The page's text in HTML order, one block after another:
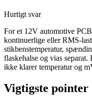
Hurtigt svar
For et 12V automotive
kontinuerlige eller RMS-
stikbenstemperatur,
flaskehalse og vias
ikke klarer temperatur og
Vigtigste pointer